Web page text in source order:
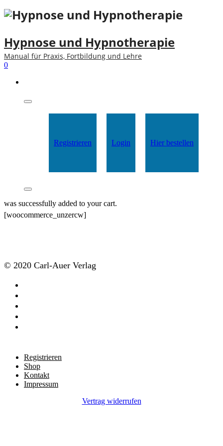
Hypnose und Hypnotherapie
Manual für Praxis, Fortbildung und Lehre
0
Registrieren Login Hier bestellen
was successfully added to your cart.
[woocommerce_unzercw]
© 2020 Carl-Auer Verlag
Close
Menu
Registrieren
Shop
Kontakt
Impressum
Vertrag widerrufen